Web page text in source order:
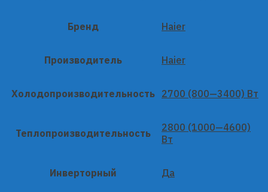
Бренд Haier
Производитель Haier
Холодопроизводительность 2700 (800—3400) Вт
Теплопроизводительность
2800 (1000—4600)
Вт
Инверторный Да